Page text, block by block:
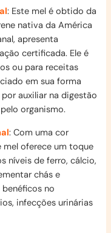
: Este mel é obtido da
nativa da América
apresenta
certificada. Ele é
ou para receitas
em sua forma
auxiliar na digestão
organismo.
: Com uma cor
mel oferece um toque
níveis de ferro, cálcio,
chás e
no
infecções urinárias